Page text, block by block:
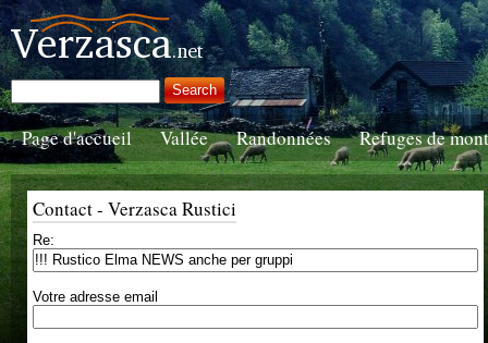
Page d'accueil Vallée Randonnées Refuges de
Contact - Verzasca Rustici
Re:
Votre adresse email